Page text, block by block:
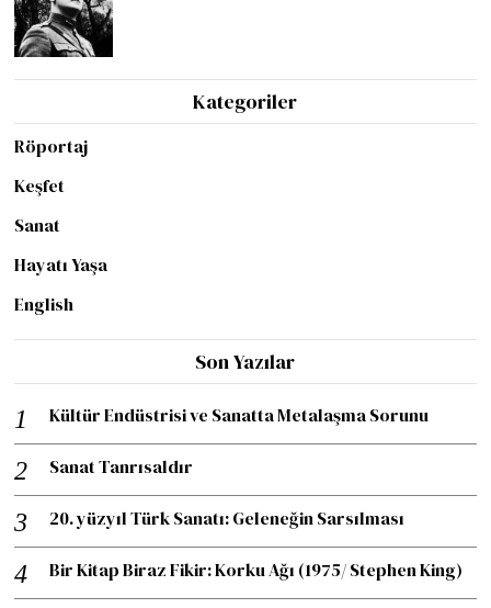
Kategoriler
Röportaj
Keşfet
Sanat
Hayatı Yaşa
English
Son Yazılar
Kültür Endüstrisi ve Sanatta Metalaşma Sorunu
Sanat Tanrısaldır
20. yüzyıl Türk Sanatı: Geleneğin Sarsılması
Bir Kitap Biraz Fikir: Korku Ağı (1975/ Stephen King)